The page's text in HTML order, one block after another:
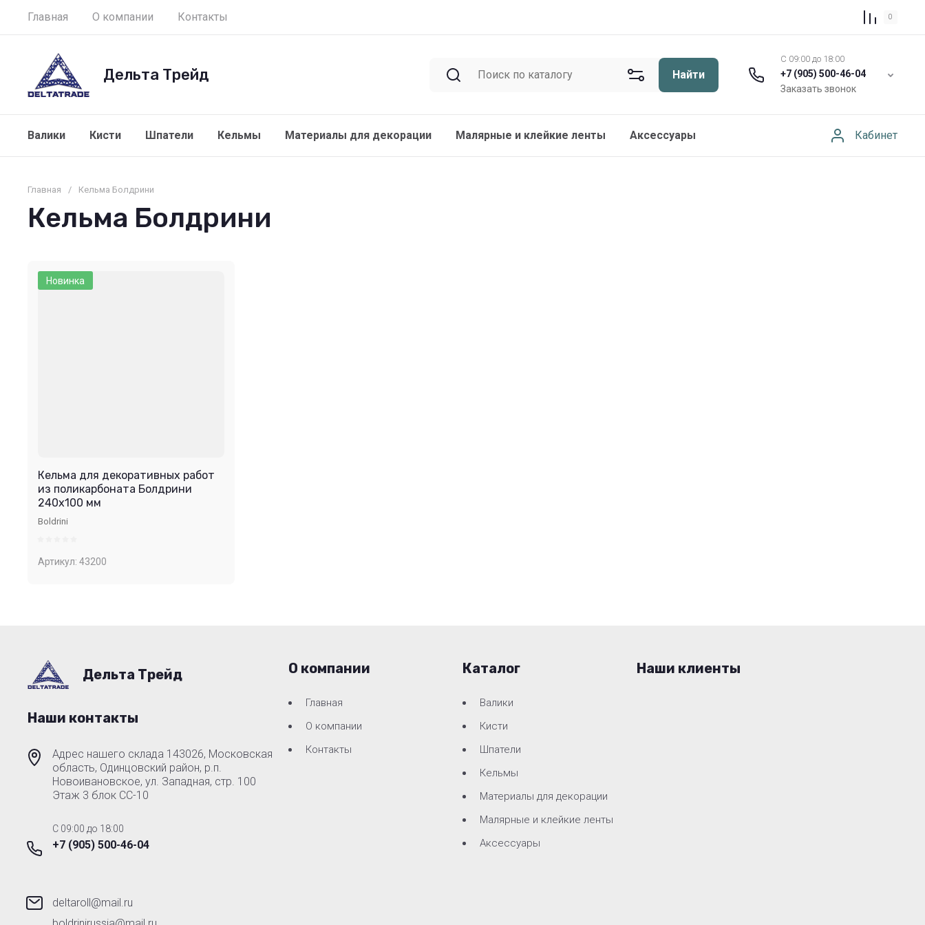
Главная О компании Контакты 0
Дельта Трейд Найти
C 09:00 до 18:00
+7 (905) 500-46-04
Заказать звонок
Валики Кисти Шпатели Кельмы Материалы для декорации Малярные и клейкие ленты Аксессуары Кабинет
Главная / Кельма Болдрини
Кельма Болдрини
Новинка
Кельма для декоративных работ
из поликарбоната Болдрини
240х100 мм
Boldrini
Артикул: 43200
Дельта Трейд
Наши контакты
Адрес нашего склада 143026, Московская
область, Одинцовский район, р.п.
Новоивановское, ул. Западная, стр. 100
Этаж 3 блок СС-10
C 09:00 до 18:00
+7 (905) 500-46-04
deltaroll@mail.ru
О компании
Главная
О компании
Контакты
Каталог
Валики
Кисти
Шпатели
Кельмы
Материалы для декорации
Малярные и клейкие ленты
Аксессуары
Наши клиенты